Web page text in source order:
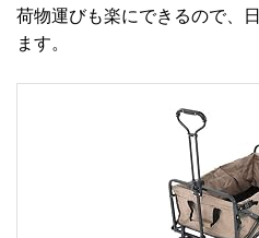
荷物運びも楽にできるので、
ます。